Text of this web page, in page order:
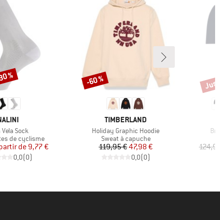
Sock
de cyclisme
Prix
Prix réduit
de 9,77 €
0,0(0)
%
MARQUE
TIMBERLAND
Article
Holiday Graphic Hoodie
Product group
Sweat à capuche
Prix
119,95 €Prix réduit
47,98 €
0,0(0)
Remise
-60 %